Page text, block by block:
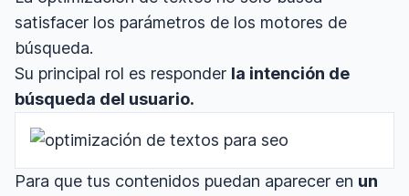
satisfacer los parámetros de los motores de
búsqueda.
Su principal rol es responder la intención de
búsqueda del usuario.
Para que tus contenidos puedan aparecer en un